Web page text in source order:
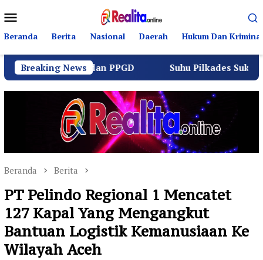
ke
kontenMobile
Beranda Berita Nasional Daerah Hukum Dan Kriminal
Breaking News
dan PPGD Suhu Pilkades Sukamulya
Beranda Berita
PT Pelindo Regional 1 Mencatet
127 Kapal Yang Mengangkut
Bantuan Logistik Kemanusiaan Ke
Wilayah Aceh